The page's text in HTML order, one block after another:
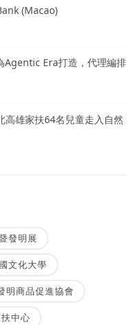
(Macao)
Era打造，代理編排
高雄家扶64名兒童走入自然
發明展
文化大學
明商品促進協會
中心